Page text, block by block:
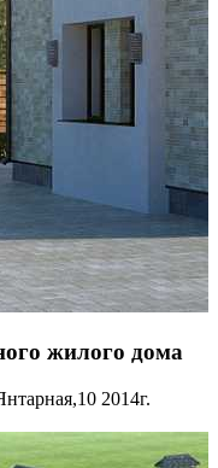
жилого дома
2014г.